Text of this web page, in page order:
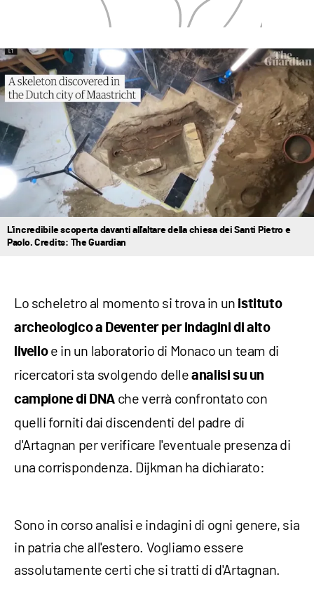
L'incredibile scoperta davanti all'altare della chiesa dei Santi Pietro e
Paolo. Credits: The Guardian
Lo scheletro al momento si trova in un istituto
archeologico a Deventer per indagini di alto
livello e in un laboratorio di Monaco un team di
ricercatori sta svolgendo delleanalisi su un
campione di DNA che verrà confrontato con
quelli forniti dai discendenti del padre di
d'Artagnan per verificare l'eventuale presenza di
una corrispondenza. Dijkman ha dichiarato:
Sono in corso analisi e indagini di ogni genere, sia
in patria che all'estero. Vogliamo essere
assolutamente certi che si tratti di d'Artagnan.